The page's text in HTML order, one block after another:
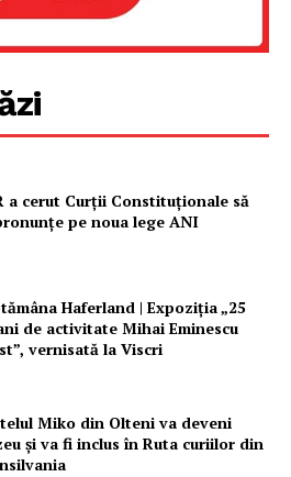
proiect
a cerut Curții Constituționale să
pe noua lege ANI
Haferland | Expoziţia „25
de activitate Mihai Eminescu
vernisată la Viscri
Miko din Olteni va deveni
şi va fi inclus în Ruta curiilor din